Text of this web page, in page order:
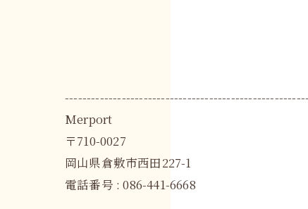
Merport
〒710-0027
岡山県倉敷市西田227-1
電話番号 : 086-441-6668